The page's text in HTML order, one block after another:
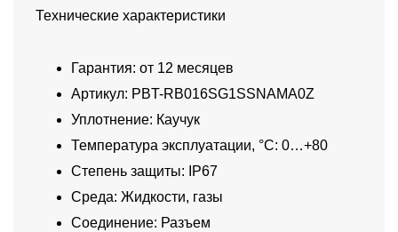
Технические характеристики
Гарантия: от 12 месяцев
Артикул: PBT-RB016SG1SSNAMA0Z
Уплотнение: Каучук
Температура эксплуатации, °C: 0…+80
Степень защиты: IP67
Среда: Жидкости, газы
Соединение: Разъем